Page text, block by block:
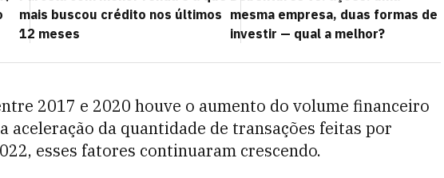
mais buscou crédito nos últimos
12 meses
mesma empresa, duas formas de
investir — qual a melhor?
2017 e 2020 houve o aumento do volume financeiro
aceleração da quantidade de transações feitas por
esses fatores continuaram crescendo.